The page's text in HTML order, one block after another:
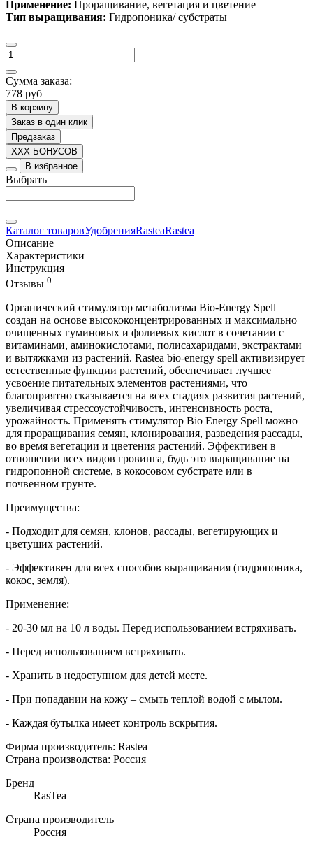
Применение: Проращивание, вегетация и цветение
Тип выращивания: Гидропоника/ субстраты
Сумма заказа:
778 руб
В корзину
Заказ в один клик
Предзаказ
XXX БОНУСОВ
В избранное
Выбрать
Каталог товаровУдобренияRasteaRastea
Описание
Характеристики
Инструкция
Отзывы 0
Органический стимулятор метаболизма Bio-Energy Spell
создан на основе высококонцентрированных и максимально
очищенных гуминовых и фолиевых кислот в сочетании с
витаминами, аминокислотами, полисахаридами, экстрактами
и вытяжками из растений. Rastea bio-energy spell активизирует
естественные функции растений, обеспечивает лучшее
усвоение питательных элементов растениями, что
благоприятно сказывается на всех стадиях развития растений,
увеличивая стрессоустойчивость, интенсивность роста,
урожайность. Применять стимулятор Bio Energy Spell можно
для проращивания семян, клонирования, разведения рассады,
во время вегетации и цветения растений. Эффективен в
отношении всех видов гровинга, будь это выращивание на
гидропонной системе, в кокосовом субстрате или в
почвенном грунте.
Преимущества:
- Подходит для семян, клонов, рассады, вегетирующих и
цветущих растений.
- Эффективен для всех способов выращивания (гидропоника,
кокос, земля).
Применение:
- 20-30 мл на 10 л воды. Перед использованием встряхивать.
- Перед использованием встряхивать.
- Хранить в недоступном для детей месте.
- При попадании на кожу – смыть теплой водой с мылом.
- Каждая бутылка имеет контроль вскрытия.
Фирма производитель: Rastea
Страна производства: Россия
Бренд
RasTea
Страна производитель
Россия